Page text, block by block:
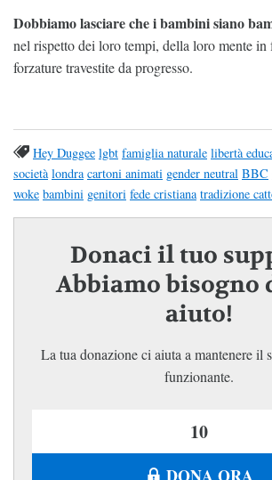
Dobbiamo lasciare che i bambini siano
nel rispetto dei loro tempi, della loro mente in
forzature travestite da progresso.
Hey Duggee lgbt famiglia naturale libertà
società londra cartoni animati gender neutral BBC
woke bambini genitori fede cristiana tradizione
Donaci il tuo
Abbiamo bisogno
aiuto!
La tua donazione ci aiuta a mantenere il
funzionante.